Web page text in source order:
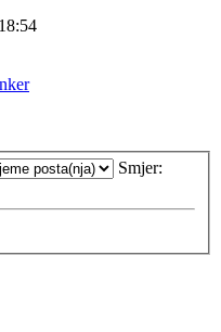
Smjer: